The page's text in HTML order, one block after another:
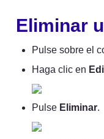
Eliminar
Pulse sobre el
Haga clic en
Pulse Eliminar.